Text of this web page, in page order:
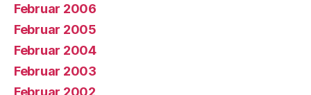
Februar 2006
Februar 2005
Februar 2004
Februar 2003
Februar 2002